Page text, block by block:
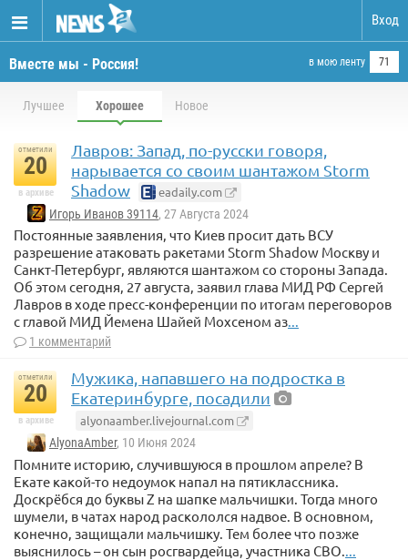
Вход
Вместе мы - Россия! в мою ленту 71
Лучшее Хорошее Новое
отметили
20
в архиве
Лавров: Запад, по-русски говоря,
нарывается со своим шантажом Storm
Shadow
eadaily.com
Игорь Иванов 39114, 27 Августа 2024
Постоянные заявления, что Киев просит дать ВСУ
разрешение атаковать ракетами Storm Shadow Москву и
Санкт-Петербург, являются шантажом со стороны Запада.
Об этом сегодня, 27 августа, заявил глава МИД РФ Сергей
Лавров в ходе пресс-конференции по итогам переговоров
с главой МИД Йемена Шайей Мохсеном аз...
1 комментарий
отметили
20
в архиве
Мужика, напавшего на подростка в
Екатеринбурге, посадили
alyonaamber.livejournal.com
AlyonaAmber, 10 Июня 2024
Помните историю, случившуюся в прошлом апреле? В
Екате какой-то недоумок напал на пятиклассника.
Доскрёбся до буквы Z на шапке мальчишки. Тогда много
шумели, в чатах народ раскололся надвое. В основном,
конечно, защищали мальчишку. Тем более что позже
выяснилось – он сын росгвардейца, участника СВО.